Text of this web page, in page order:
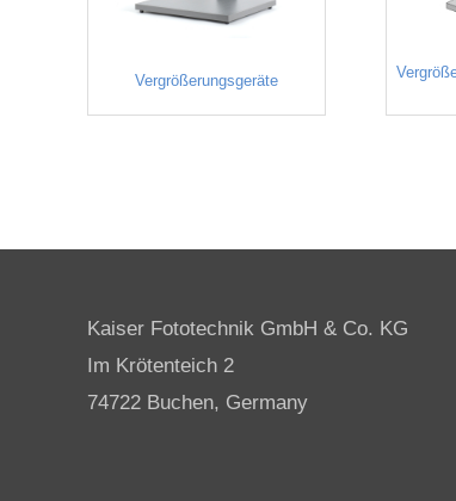
Vergrößerungsgeräte
Kaiser Fototechnik GmbH & Co. KG
Im Krötenteich 2
74722 Buchen, Germany